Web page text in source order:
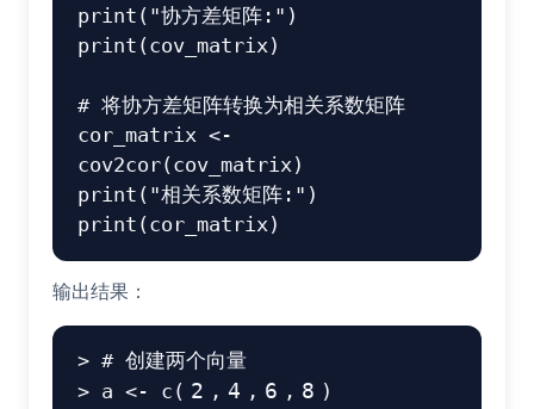
print ( "协方差矩阵:" )
print (cov_matrix)
# 将协方差矩阵转换为相关系数矩阵
cor_matrix <-
cov2cor(cov_matrix)
print ( "相关系数矩阵:" )
print (cor_matrix)
输出结果：
> # 创建两个向量
> a <- c ( 2 , 4 , 6 , 8 )